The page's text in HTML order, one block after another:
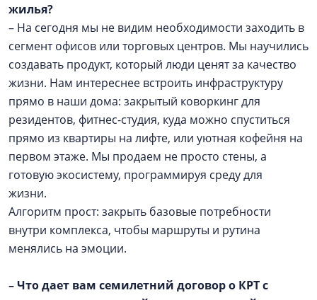
жилья?
– На сегодня мы не видим необходимости заходить в
сегмент офисов или торговых центров. Мы научились
создавать продукт, который люди ценят за качество
жизни. Нам интереснее встроить инфраструктуру
прямо в наши дома: закрытый коворкинг для
резидентов, фитнес-студия, куда можно спуститься
прямо из квартиры на лифте, или уютная кофейня на
первом этаже. Мы продаем не просто стены, а
готовую экосистему, программируя среду для
жизни.
Алгоритм прост: закрыть базовые потребности
внутри комплекса, чтобы маршруты и рутина
менялись на эмоции.
– Что дает вам семилетний договор о КРТ с